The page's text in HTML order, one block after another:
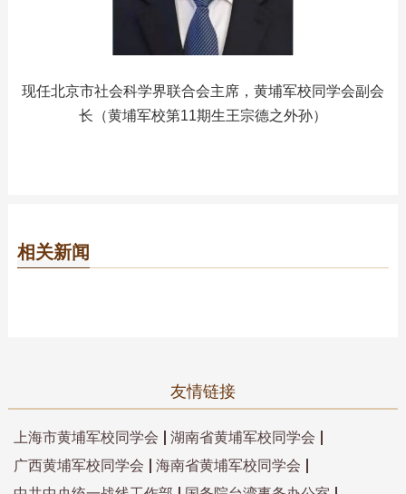
现任北京市社会科学界联合会主席，黄埔军校同学会副会
长（黄埔军校第11期生王宗德之外孙）
相关新闻
友情链接
上海市黄埔军校同学会
湖南省黄埔军校同学会
广西黄埔军校同学会
海南省黄埔军校同学会